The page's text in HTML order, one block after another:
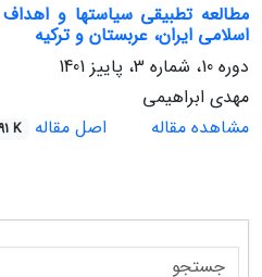
مطالعه تطبیقی سیاستها و
اسلامی ایران، عربستان و ترکیه
دوره 10، شماره 3، پاییز 1401
مهدی ابراهیمی
مشاهده مقاله
اصل مقاله K